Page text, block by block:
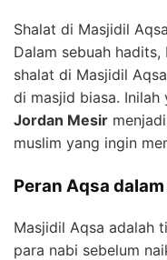
Shalat di Masjidil
Dalam sebuah hadits,
shalat di Masjidil
di masjid biasa. Inilah
Jordan Mesir
muslim yang ingin
Peran Aqsa
Masjidil Aqsa adalah
para nabi sebelum